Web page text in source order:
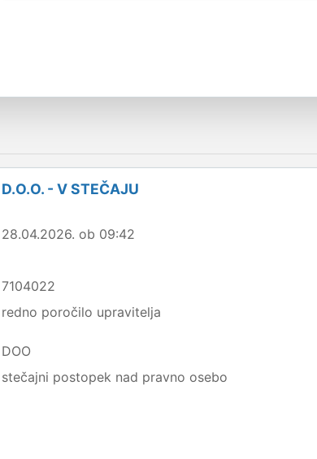
- V STEČAJU
28.04.2026. ob 09:42
7104022
redno poročilo upravitelja
DOO
stečajni postopek nad pravno osebo